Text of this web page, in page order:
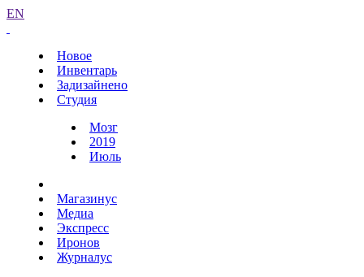
EN
Новое
Инвентарь
Задизайнено
Студия
Мозг
2019
Июль
Магазинус
Медиа
Экспресс
Иронов
Журналус